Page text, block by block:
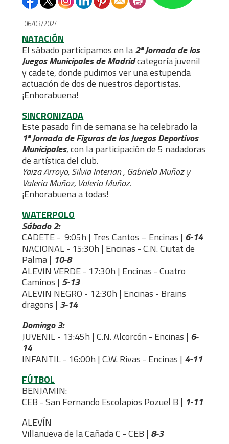
06/03/2024
NATACIÓN
El sábado participamos en la2ª Jornada de los
Juegos Municipales de Madridcategoría juvenil
y cadete, donde pudimos ver una estupenda
actuación de dos de nuestros deportistas.
¡Enhorabuena!
SINCRONIZADA
Este pasado fin de semana se ha celebrado la
1ª Jornada de Figuras de los Juegos Deportivos
Municipales, con la participación de 5 nadadoras
de artística del club.
Yaiza Arroyo, Silvia Interian , Gabriela Muñoz y
Valeria Muñoz, Valeria Muñoz.
¡Enhorabuena a todas!
WATERPOLO
Sábado 2:
CADETE - 9:05h | Tres Cantos – Encinas | 6-14
NACIONAL - 15:30h | Encinas - C.N. Ciutat de
Palma | 10-8
ALEVIN VERDE - 17:30h | Encinas - Cuatro
Caminos | 5-13
ALEVIN NEGRO - 12:30h | Encinas - Brains
dragons | 3-14
Domingo 3:
JUVENIL - 13:45h | C.N. Alcorcón - Encinas | 6-
14
INFANTIL - 16:00h | C.W. Rivas - Encinas | 4-11
FÚTBOL
BENJAMIN:
CEB - San Fernando Escolapios Pozuel B | 1-11
ALEVÍN
Villanueva de la Cañada C - CEB | 8-3